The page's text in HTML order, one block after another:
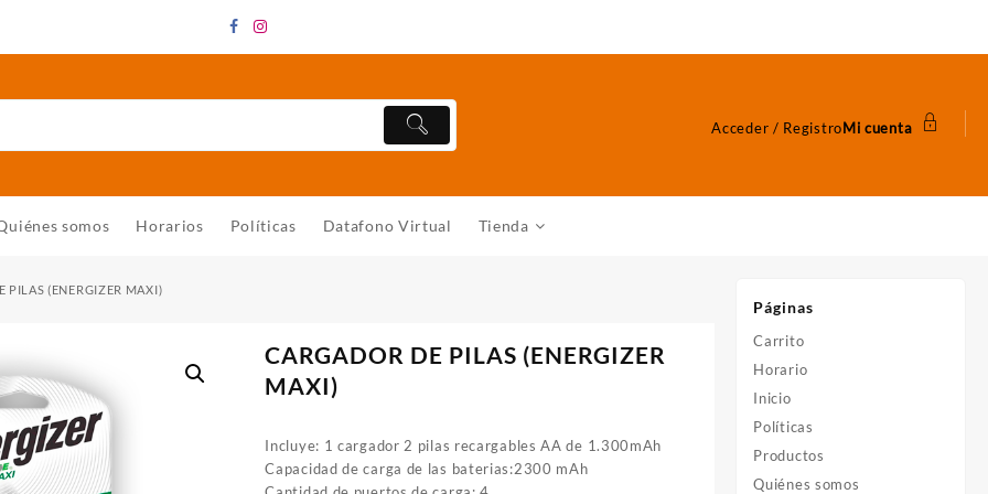
Acceder / RegistroMi cuenta
somos Horarios Políticas Datafono Virtual Tienda
PILAS (ENERGIZER MAXI)
CARGADOR DE PILAS (ENERGIZER
MAXI)
Incluye: 1 cargador 2 pilas recargables AA de 1.300mAh
Capacidad de carga de las baterias:2300 mAh
Páginas
Carrito
Horario
Inicio
Políticas
Productos
Quiénes somos